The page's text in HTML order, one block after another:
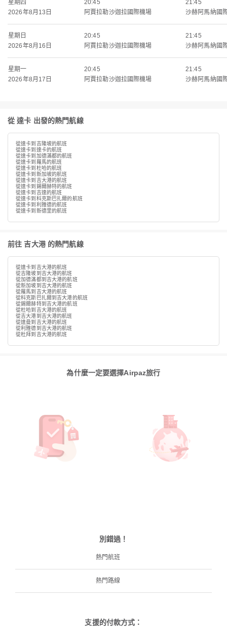
星期四
2026年8月13日
20:45
阿賈拉勒沙迦拉國際機場
21:45
沙赫阿馬納國
星期日
2026年8月16日
20:45
阿賈拉勒沙迦拉國際機場
21:45
沙赫阿馬納國
星期一
2026年8月17日
20:45
阿賈拉勒沙迦拉國際機場
21:45
沙赫阿馬納國
從 達卡 出發的熱門航線
從達卡到吉隆坡的航班
從達卡到達卡的航班
從達卡到加德滿都的航班
從達卡到羅馬的航班
從達卡到杜哈的航班
從達卡到新加坡的航班
從達卡到吉大港的航班
從達卡到錫爾赫特的航班
從達卡到吉達的航班
從達卡到科克斯巴扎爾的航班
從達卡到利雅德的航班
從達卡到新德里的航班
前往 吉大港 的熱門航線
從達卡到吉大港的航班
從吉隆坡到吉大港的航班
從加德滿都到吉大港的航班
從新加坡到吉大港的航班
從羅馬到吉大港的航班
從科克斯巴扎爾到吉大港的航班
從錫爾赫特到吉大港的航班
從杜哈到吉大港的航班
從吉大港到吉大港的航班
從達曼到吉大港的航班
從利雅德到吉大港的航班
從杜拜到吉大港的航班
為什麼一定要選擇Airpaz旅行
別錯過！
熱門航班
熱門路線
支援的付款方式：